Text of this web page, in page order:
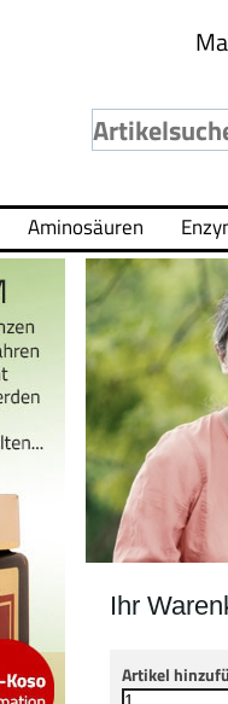
Aminosäuren
Ihr
Artikel